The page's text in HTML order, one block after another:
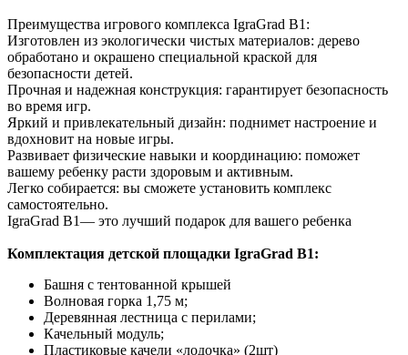
Преимущества игрового комплекса IgraGrad B1:
Изготовлен из экологически чистых материалов: дерево
обработано и окрашено специальной краской для
безопасности детей.
Прочная и надежная конструкция: гарантирует безопасность
во время игр.
Яркий и привлекательный дизайн: поднимет настроение и
вдохновит на новые игры.
Развивает физические навыки и координацию: поможет
вашему ребенку расти здоровым и активным.
Легко собирается: вы сможете установить комплекс
самостоятельно.
IgraGrad B1— это лучший подарок для вашего ребенка
Комплектация детской площадки IgraGrad B1:
Башня с тентованной крышей
Волновая горка 1,75 м;
Деревянная лестница с перилами;
Качельный модуль;
Пластиковые качели «лодочка» (2шт)